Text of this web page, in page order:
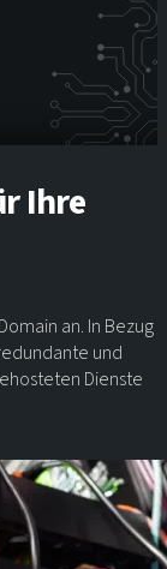
Ihre
an. In Bezug
und
Dienste